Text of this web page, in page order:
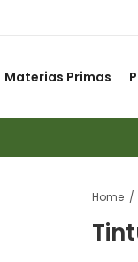
Materias Primas
Home